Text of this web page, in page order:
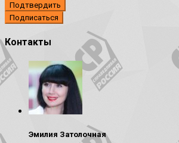
Подтвердить
Контакты
Эмилия Затолочная